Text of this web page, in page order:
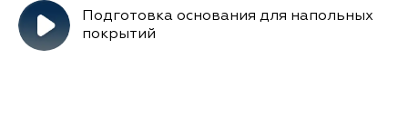
Подготовка основания для напольных
покрытий